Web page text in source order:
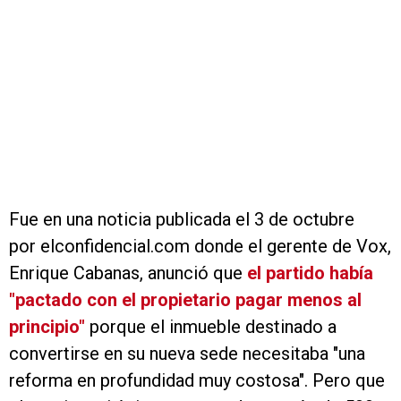
Fue en una noticia publicada el 3 de octubre
por elconfidencial.com donde el gerente de Vox,
Enrique Cabanas, anunció que el partido había
"pactado con el propietario pagar menos al
principio" porque el inmueble destinado a
convertirse en su nueva sede necesitaba "una
reforma en profundidad muy costosa". Pero que